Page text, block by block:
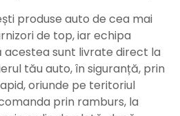
produse auto de cea mai
de top, iar echipa
acestea sunt livrate direct la
tău auto, în siguranță, prin
oriunde pe teritoriul
prin ramburs, la